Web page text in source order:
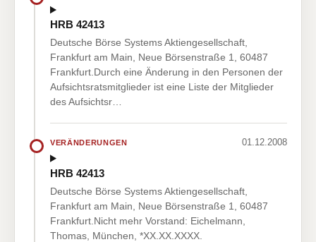
HRB 42413
Deutsche Börse Systems Aktiengesellschaft,
Frankfurt am Main, Neue Börsenstraße 1, 60487
Frankfurt.Durch eine Änderung in den Personen der
Aufsichtsratsmitglieder ist eine Liste der Mitglieder
des Aufsichtsr…
VERÄNDERUNGEN 01.12.2008
HRB 42413
Deutsche Börse Systems Aktiengesellschaft,
Frankfurt am Main, Neue Börsenstraße 1, 60487
Frankfurt.Nicht mehr Vorstand: Eichelmann,
Thomas, München, *XX.XX.XXXX.